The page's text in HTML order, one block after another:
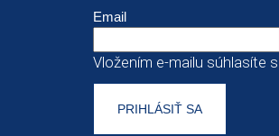
Email
Vložením e-mailu súhlasíte s
PRIHLÁSIŤ SA